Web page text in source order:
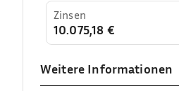
Zinsen
10.075,18 €
Weitere Informationen